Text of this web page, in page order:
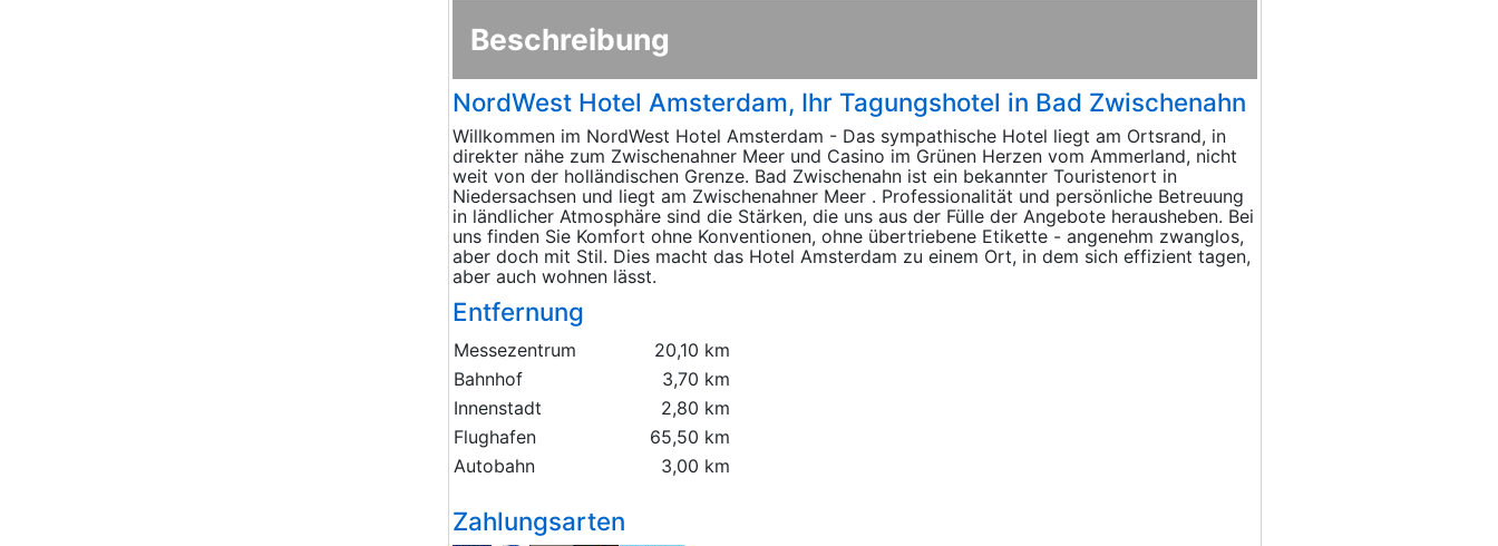
Beschreibung
NordWest Hotel Amsterdam, Ihr Tagungshotel in Bad Zwischenahn
Willkommen im NordWest Hotel Amsterdam - Das sympathische Hotel liegt am Ortsrand, in
direkter nähe zum Zwischenahner Meer und Casino im Grünen Herzen vom Ammerland, nicht
weit von der holländischen Grenze. Bad Zwischenahn ist ein bekannter Touristenort in
Niedersachsen und liegt am Zwischenahner Meer . Professionalität und persönliche Betreuung
in ländlicher Atmosphäre sind die Stärken, die uns aus der Fülle der Angebote herausheben. Bei
uns finden Sie Komfort ohne Konventionen, ohne übertriebene Etikette - angenehm zwanglos,
aber doch mit Stil. Dies macht das Hotel Amsterdam zu einem Ort, in dem sich effizient tagen,
aber auch wohnen lässt.
Entfernung
Messezentrum
20,10 km
Bahnhof
3,70 km
Innenstadt
2,80 km
Flughafen
65,50 km
Autobahn
3,00 km
Zahlungsarten